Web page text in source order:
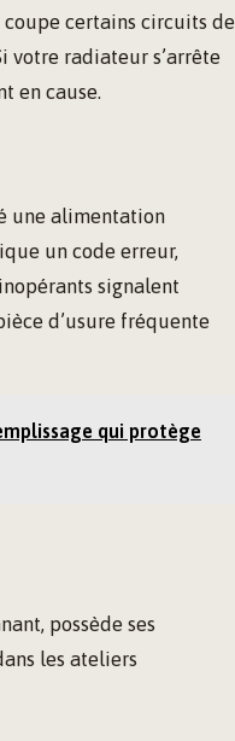
certains circuits de
votre radiateur s’arrête
en cause.
une alimentation
un code erreur,
signalent
d’usure fréquente
qui protège
possède ses
les ateliers